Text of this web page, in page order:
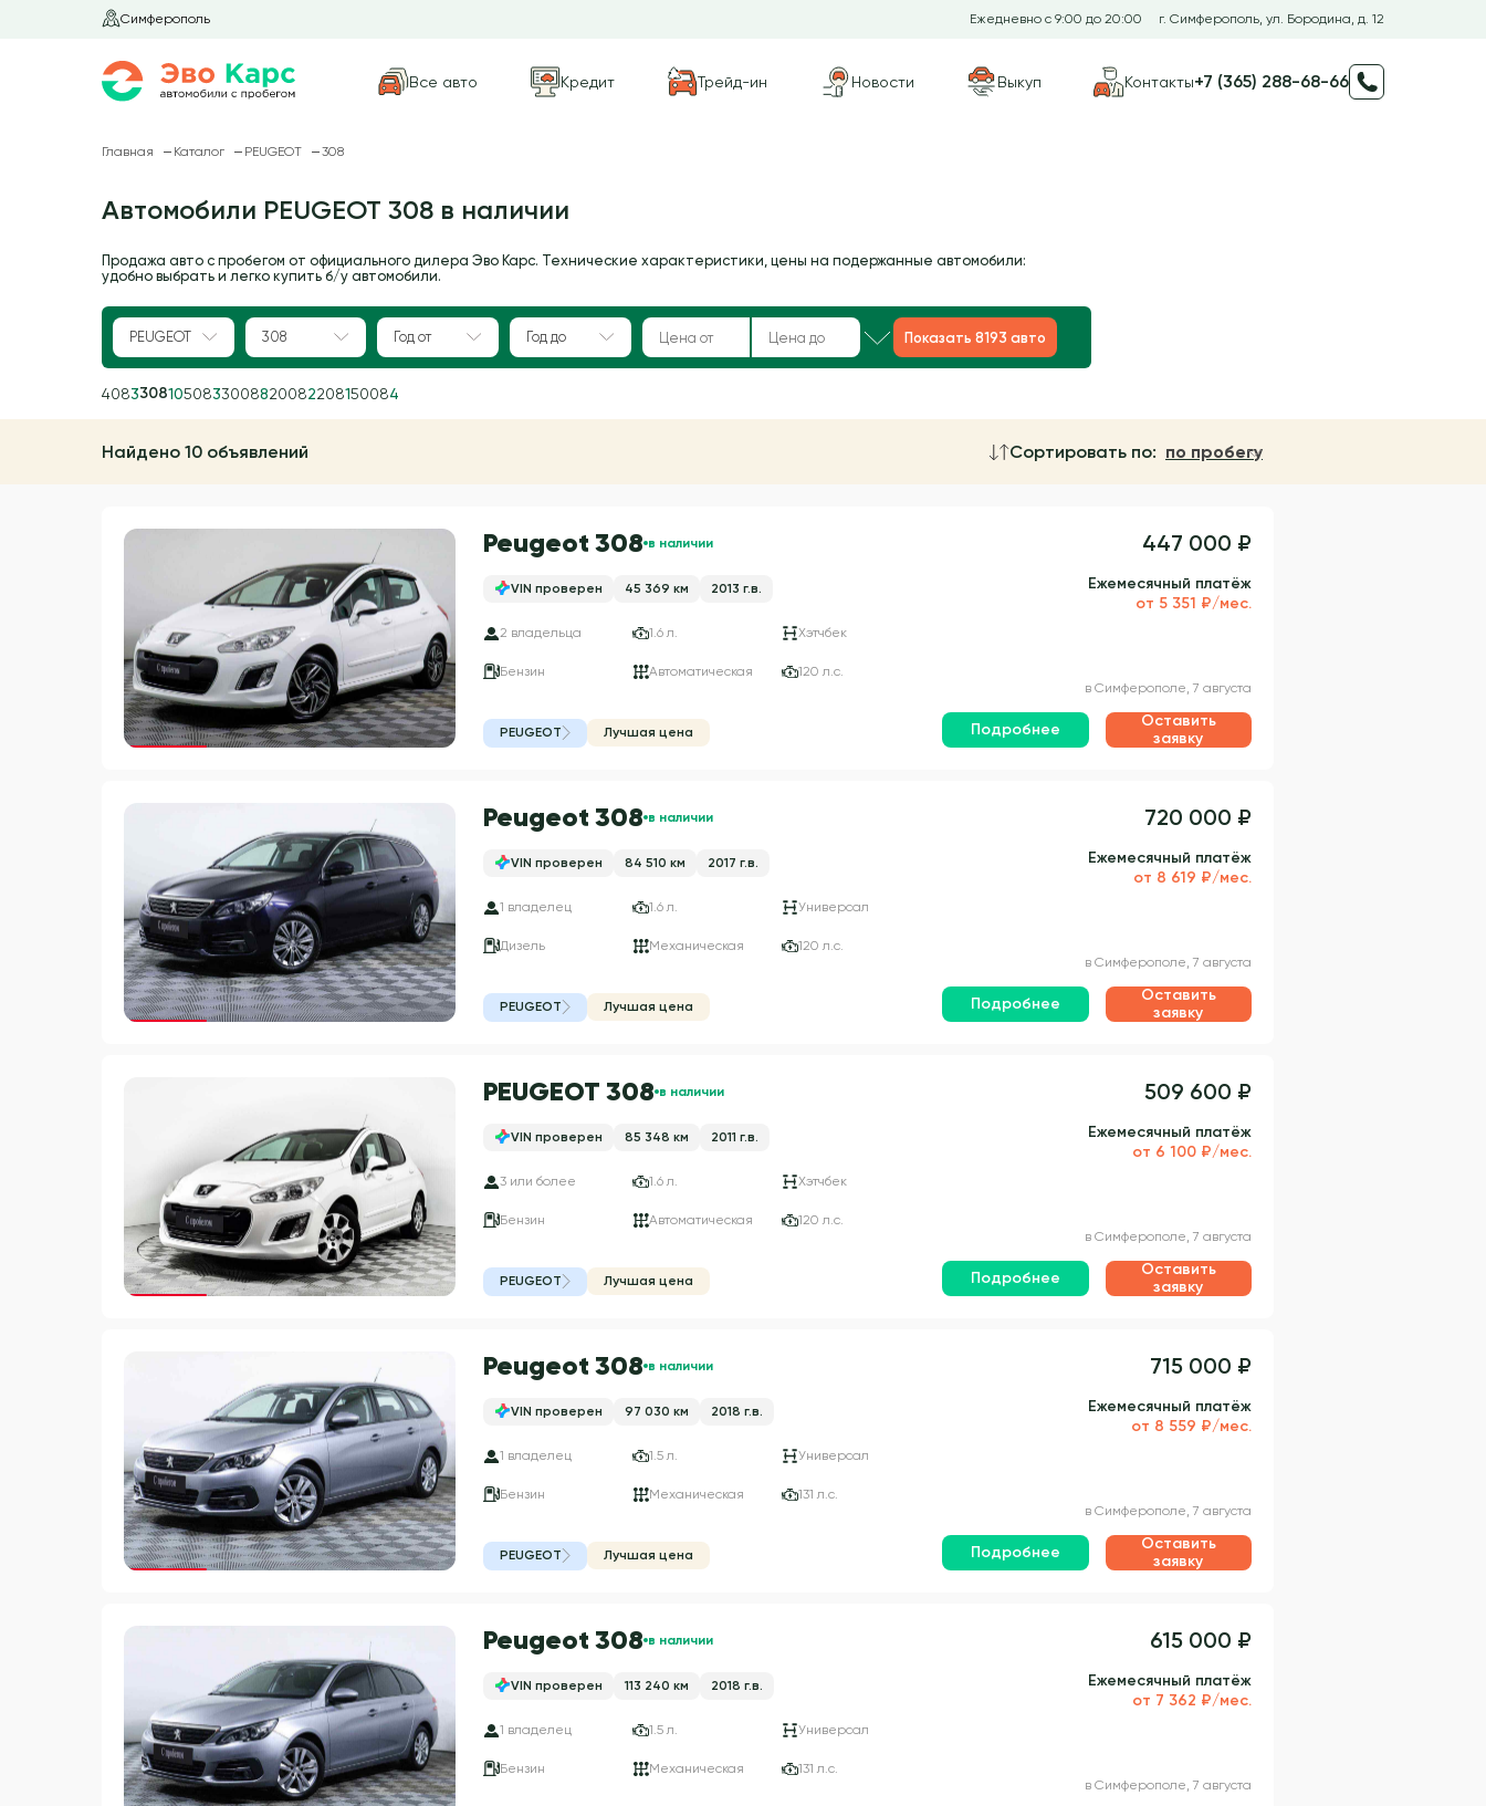
Симферополь Ежедневно с 9:00 до 20:00 г. Симферополь, ул. Бородина, д. 12
Все авто Кредит Трейд-ин Новости Выкуп Контакты+7 (365) 288-68-66
Главная Каталог PEUGEOT 308
Автомобили PEUGEOT 308 в наличии
Продажа авто с пробегом от официального дилера Эво Карс. Технические характеристики, цены на подержанные автомобили:
удобно выбрать и легко купить б/у автомобили.
PEUGEOT 308 Год от Год до Показать 8193 авто
40833081050833008820082208150084
Найдено 10 объявлений Сортировать по: по пробегу
Гарантия 3 года
Peugeot 308 в наличии 447 000 ₽
VIN проверен 45 369 км 2013 г.в.
2 владельца 1.6 л. Хэтчбек
Бензин Автоматическая 120 л.с.
PEUGEOT Лучшая цена
Ежемесячный платёж
от 5 351 ₽/мес.
в Симферополе, 7 августа
Подробнее
Оставить
заявку
Гарантия 3 года
Peugeot 308 в наличии 720 000 ₽
VIN проверен 84 510 км 2017 г.в.
1 владелец 1.6 л. Универсал
Дизель Механическая 120 л.с.
PEUGEOT Лучшая цена
Ежемесячный платёж
от 8 619 ₽/мес.
в Симферополе, 7 августа
Подробнее
Оставить
заявку
Гарантия 3 года
PEUGEOT 308 в наличии 509 600 ₽
VIN проверен 85 348 км 2011 г.в.
3 или более 1.6 л. Хэтчбек
Бензин Автоматическая 120 л.с.
PEUGEOT Лучшая цена
Ежемесячный платёж
от 6 100 ₽/мес.
в Симферополе, 7 августа
Подробнее
Оставить
заявку
Гарантия 3 года
Peugeot 308 в наличии 715 000 ₽
VIN проверен 97 030 км 2018 г.в.
1 владелец 1.5 л. Универсал
Бензин Механическая 131 л.с.
PEUGEOT Лучшая цена
Ежемесячный платёж
от 8 559 ₽/мес.
в Симферополе, 7 августа
Подробнее
Оставить
заявку
Peugeot 308 в наличии 615 000 ₽
VIN проверен 113 240 км 2018 г.в.
1 владелец 1.5 л. Универсал
Бензин Механическая 131 л.с.
Ежемесячный платёж
от 7 362 ₽/мес.
в Симферополе, 7 августа